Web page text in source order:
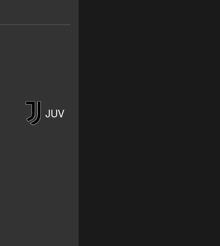
JUV